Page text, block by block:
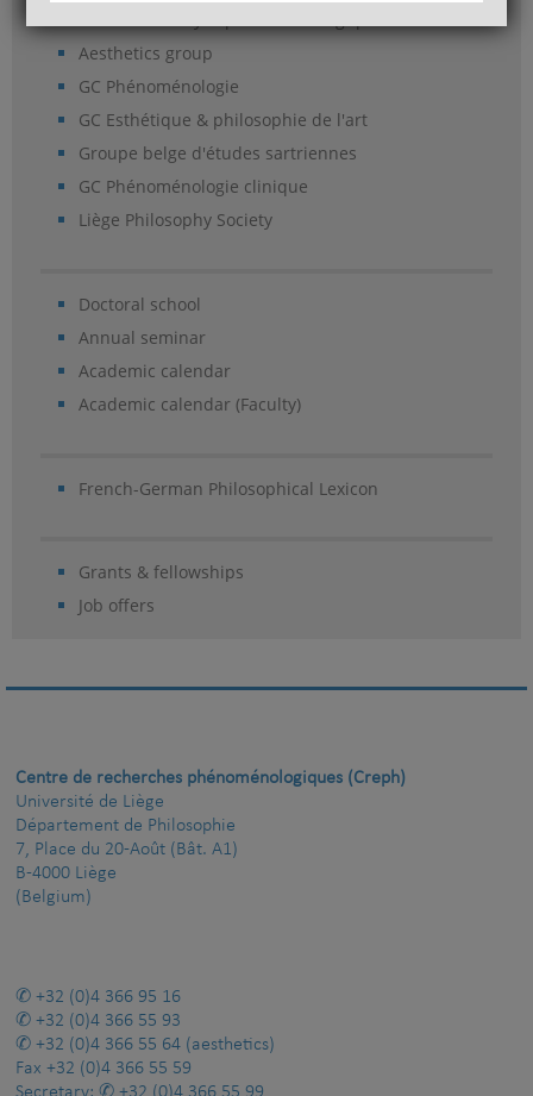
Aesthetics group
GC Phénoménologie
GC Esthétique & philosophie de l'art
Groupe belge d'études sartriennes
GC Phénoménologie clinique
Liège Philosophy Society
Doctoral school
Annual seminar
Academic calendar
Academic calendar (Faculty)
French-German Philosophical Lexicon
Grants & fellowships
Job offers
Centre de recherches phénoménologiques (Creph)
Université de Liège
Département de Philosophie
7, Place du 20-Août (Bât. A1)
B-4000 Liège
(Belgium)
+32 (0)4 366 95 16
+32 (0)4 366 55 93
+32 (0)4 366 55 64 (aesthetics)
Fax +32 (0)4 366 55 59